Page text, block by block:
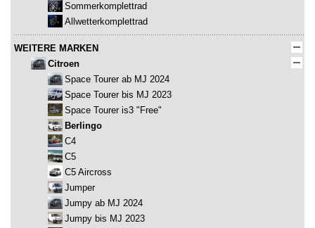
Sommerkomplettrad
Allwetterkomplettrad
WEITERE MARKEN
Citroen
Space Tourer ab MJ 2024
Space Tourer bis MJ 2023
Space Tourer is3 "Free"
Berlingo
C4
C5
C5 Aircross
Jumper
Jumpy ab MJ 2024
Jumpy bis MJ 2023